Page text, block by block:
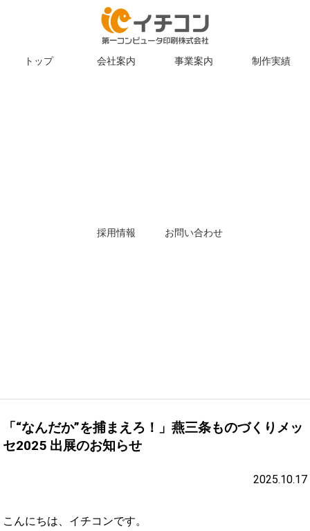
トップ 会社案内 事業案内 制作実績
採用情報 お問い合わせ
「“なんだか”を捕まえろ！」燕三条ものづくりメッ
セ2025 出展のお知らせ
2025.10.17
こんにちは、イチコンです。